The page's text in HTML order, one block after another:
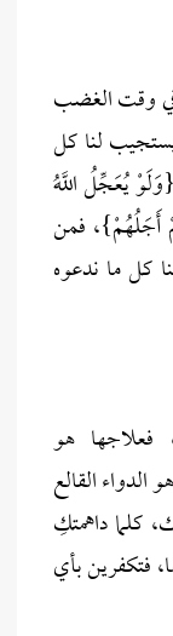
في وقت الغضب
لنا كل
{وَلَوْ يُعَجِّلُ اللَّهُ
أَجَلُهُمْ}، فمن
كل ما ندعوه
فعلاجها هو
الدواء القالع
كلما داهمتكِ
فتكفرين بأي